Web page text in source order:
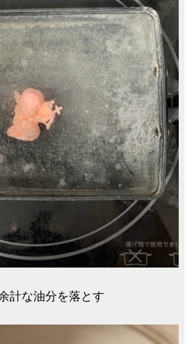
計な油分を落とす